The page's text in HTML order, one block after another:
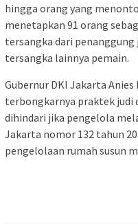
hingga orang yang
menetapkan 91 orang
tersangka dari penanggung
tersangka lainnya pemain.
Gubernur DKI Jakarta
terbongkarnya praktek judi
dihindari jika pengelola
Jakarta nomor 132 tahun
pengelolaan rumah susun